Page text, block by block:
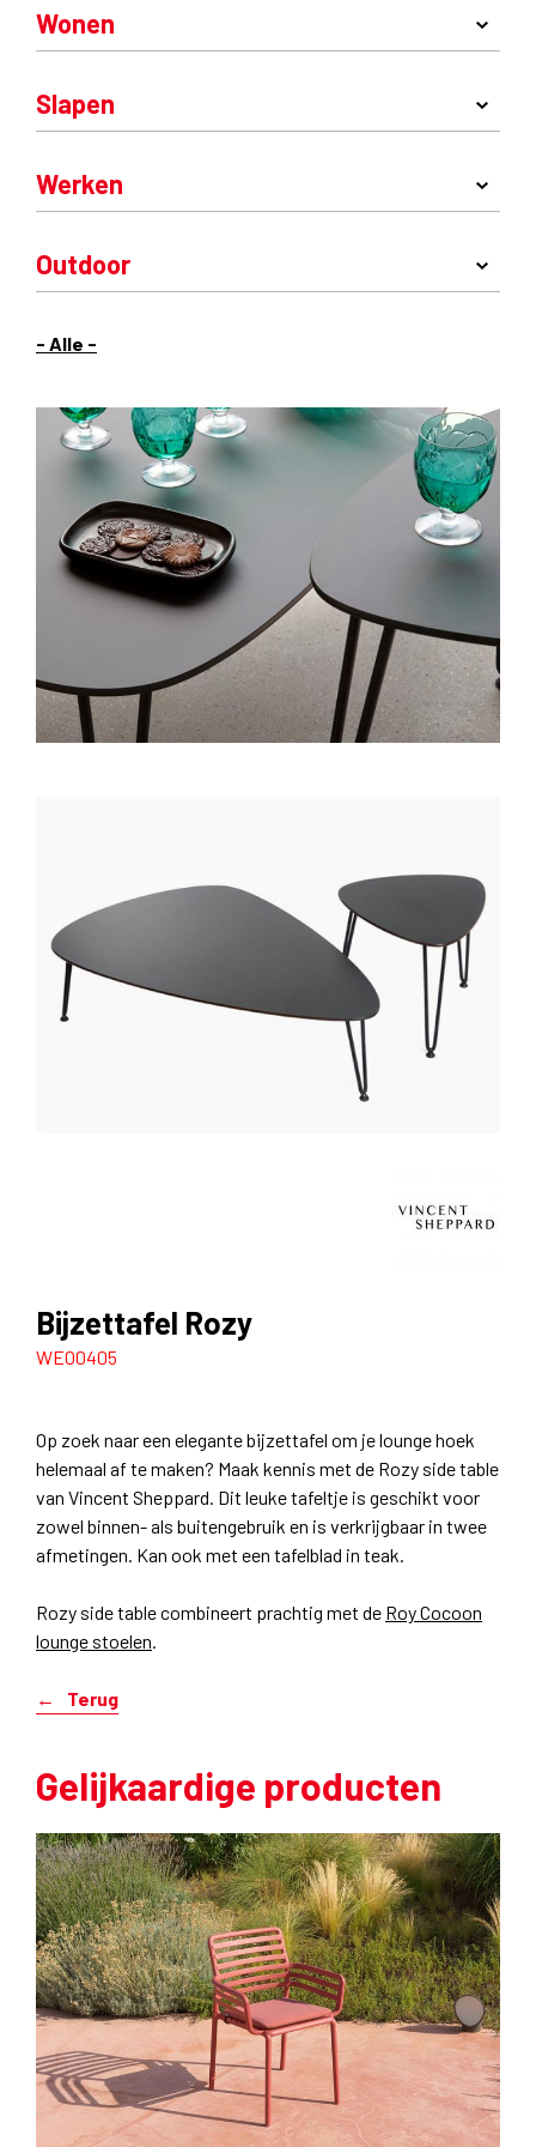
- Alle -
Wonen
Slapen
Werken
Outdoor
Bijzettafel Rozy
WE00405
Op zoek naar een elegante bijzettafel om je lounge hoek
helemaal af te maken? Maak kennis met de Rozy side table
van Vincent Sheppard. Dit leuke tafeltje is geschikt voor
zowel binnen- als buitengebruik en is verkrijgbaar in twee
afmetingen. Kan ook met een tafelblad in teak.
Rozy side table combineert prachtig met de Roy Cocoon
lounge stoelen
Terug
Gelijkaardige producten